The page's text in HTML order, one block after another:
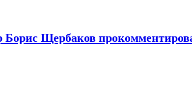
Борис Щербаков